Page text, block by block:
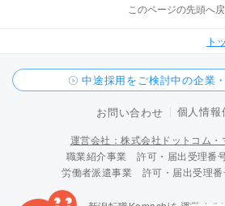
このページの先頭へ
ト
中途採用をご検討中の企業
お問い合わせ 個人情報
運営会社：株式会社ドットコム
職業紹介事業 許可・届出受理番
労働者派遣事業 許可・届出受理